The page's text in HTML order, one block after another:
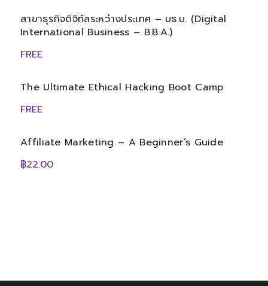
สาขาธุรกิจดิจิทัลระหว่างประเทศ – บธ.บ. (Digital
International Business – B.B.A.)
FREE
The Ultimate Ethical Hacking Boot Camp
FREE
Affiliate Marketing – A Beginner’s Guide
฿22.00